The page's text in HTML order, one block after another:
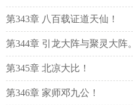
第343章 八百载证道天仙！
第344章 引龙大阵与聚灵大阵。
第345章 北凉大比！
第346章 家师邓九公！